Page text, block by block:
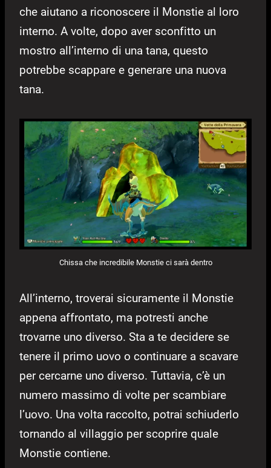
che aiutano a riconoscere il Monstie al loro
interno. A volte, dopo aver sconfitto un
mostro all’interno di una tana, questo
potrebbe scappare e generare una nuova
tana.
Chissa che incredibile Monstie ci sarà dentro
All’interno, troverai sicuramente il Monstie
appena affrontato, ma potresti anche
trovarne uno diverso. Sta a te decidere se
tenere il primo uovo o continuare a scavare
per cercarne uno diverso. Tuttavia, c’è un
numero massimo di volte per scambiare
l’uovo. Una volta raccolto, potrai schiuderlo
tornando al villaggio per scoprire quale
Monstie contiene.